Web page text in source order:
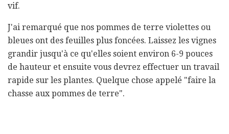
vif.
J'ai remarqué que nos pommes de terre violettes ou
bleues ont des feuilles plus foncées. Laissez les vignes
grandir jusqu'à ce qu'elles soient environ 6-9 pouces
de hauteur et ensuite vous devrez effectuer un travail
rapide sur les plantes. Quelque chose appelé "faire la
chasse aux pommes de terre".